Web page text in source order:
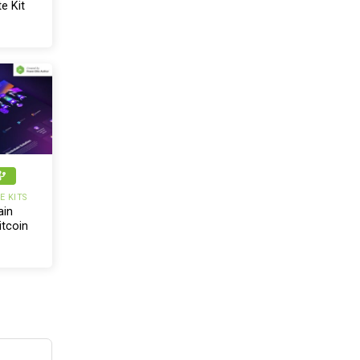
Kit
KITS
Kit